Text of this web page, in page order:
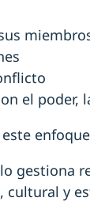
el poder,
gestiona
y